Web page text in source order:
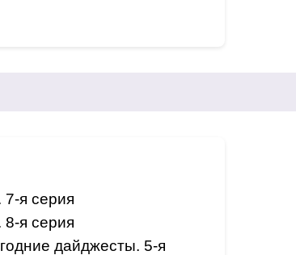
7-я серия
8-я серия
дайджесты. 5-я